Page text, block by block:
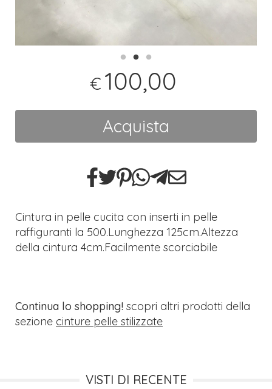
€ 100,00
Acquista
Cintura in pelle cucita con inserti in pelle
raffiguranti la 500.Lunghezza 125cm.Altezza
della cintura 4cm.Facilmente scorciabile
Continua lo shopping! scopri altri prodotti della
sezione cinture pelle stilizzate
VISTI DI RECENTE